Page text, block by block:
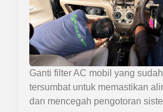
Ganti filter AC mobil yang
tersumbat untuk memastikan
dan mencegah pengotoran